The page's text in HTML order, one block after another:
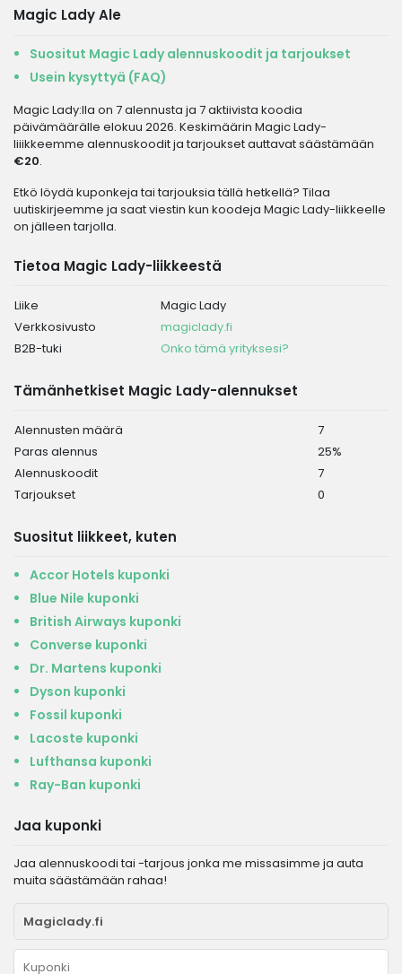
Magic Lady Ale
Suositut Magic Lady alennuskoodit ja tarjoukset
Usein kysyttyä (FAQ)
Magic Lady:lla on 7 alennusta ja 7 aktiivista koodia
päivämäärälle elokuu 2026. Keskimäärin Magic Lady-
liiikkeemme alennuskoodit ja tarjoukset auttavat säästämään
€20.
Etkö löydä kuponkeja tai tarjouksia tällä hetkellä? Tilaa
uutiskirjeemme ja saat viestin kun koodeja Magic Lady-liikkeelle
on jälleen tarjolla.
Tietoa Magic Lady-liikkeestä
Liike
Magic Lady
Verkkosivusto
magiclady.fi
B2B-tuki
Onko tämä yrityksesi?
Tämänhetkiset Magic Lady-alennukset
Alennusten määrä
7
Paras alennus
25%
Alennuskoodit
7
Tarjoukset
0
Suositut liikkeet, kuten
Accor Hotels kuponki
Blue Nile kuponki
British Airways kuponki
Converse kuponki
Dr. Martens kuponki
Dyson kuponki
Fossil kuponki
Lacoste kuponki
Lufthansa kuponki
Ray-Ban kuponki
Jaa kuponki
Jaa alennuskoodi tai -tarjous jonka me missasimme ja auta
muita säästämään rahaa!